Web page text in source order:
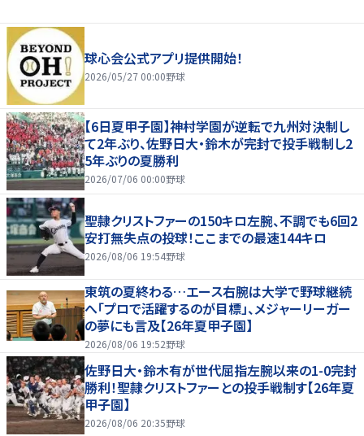
球心会公式アプリ提供開始！
2026/05/27 00:00野球
【6日夏甲子園】神村学園が逆転で九州対決制し
て2年ぶり、佐野日大・鈴木が完封で投手戦制し2
5年ぶりの夏勝利
2026/07/06 00:00野球
聖隷クリストファーの150キロ左腕、不調でも6回2
安打無失点の投球！ここまでの最速144キロ
2026/08/06 19:54野球
東筑の夏終わる…エース右腕は大学で野球継続
へ「プロで活躍するのが目標」、メジャーリーガー
の夢にも言及【26年夏甲子園】
2026/08/06 19:52野球
佐野日大・鈴木有が世代屈指左腕以来の1-0完封
勝利！聖隷クリストファーとの投手戦制す【26年夏
甲子園】
2026/08/06 20:35野球